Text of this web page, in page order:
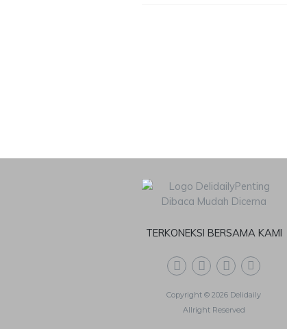
TERKONEKSI BERSAMA KAMI
Copyright © 2026 Delidaily
Allright Reserved